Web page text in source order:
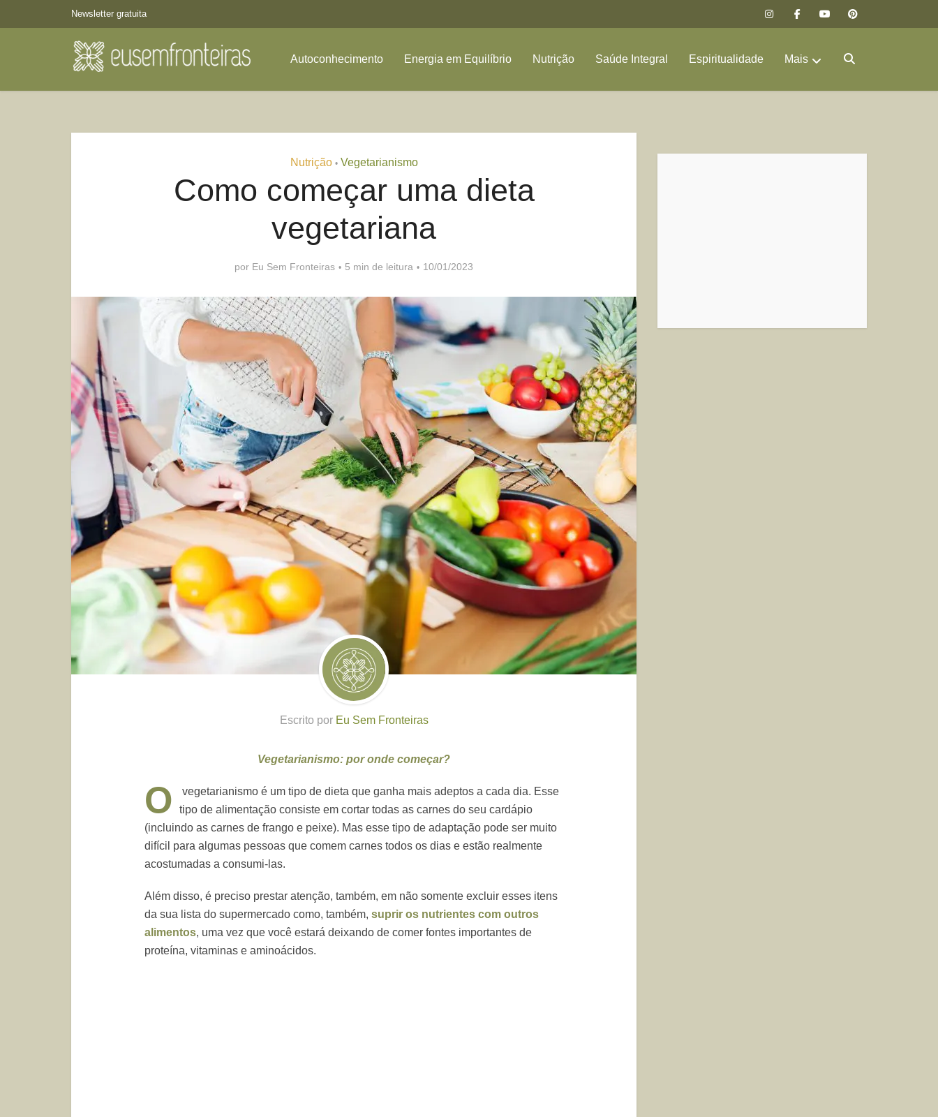
Newsletter gratuita
Autoconhecimento Energia em Equilíbrio Nutrição Saúde Integral Espiritualidade Mais
Nutrição • Vegetarianismo
Como começar uma dieta
vegetariana
por Eu Sem Fronteiras 5 min de leitura 10/01/2023
Escrito por Eu Sem Fronteiras
Vegetarianismo: por onde começar?
O
vegetarianismo é um tipo de dieta que ganha mais adeptos a cada dia. Esse
tipo de alimentação consiste em cortar todas as carnes do seu cardápio
(incluindo as carnes de frango e peixe). Mas esse tipo de adaptação pode ser muito
difícil para algumas pessoas que comem carnes todos os dias e estão realmente
acostumadas a consumi-las.
Além disso, é preciso prestar atenção, também, em não somente excluir esses itens
da sua lista do supermercado como, também, suprir os nutrientes com outros
alimentos, uma vez que você estará deixando de comer fontes importantes de
proteína, vitaminas e aminoácidos.